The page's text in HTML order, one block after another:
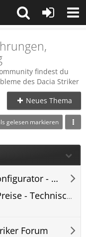
findest du
des Dacia Striker
Neues Thema
gelesen markieren
Dacia Striker Kaufberatung: Konfigurator - Preis - Lieferzeit - Striker Forum
Preisliste Dacia Striker - Preise - Technische Daten - pdf Download Online
Forum